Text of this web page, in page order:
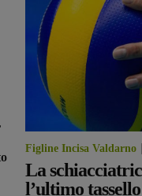
Figline Incisa Valdarno
La
l’ultimo